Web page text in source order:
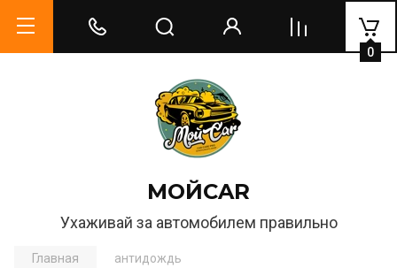
МОЙCAR
Ухаживай за автомобилем правильно
0
Главная антидождь